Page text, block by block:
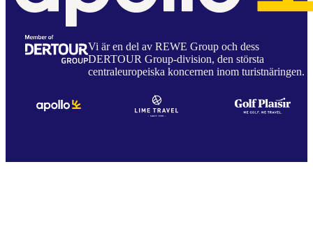
Vi är en del av REWE Group och dess
DERTOUR Group-division, den största
centraleuropeiska koncernen inom turistnäringen.